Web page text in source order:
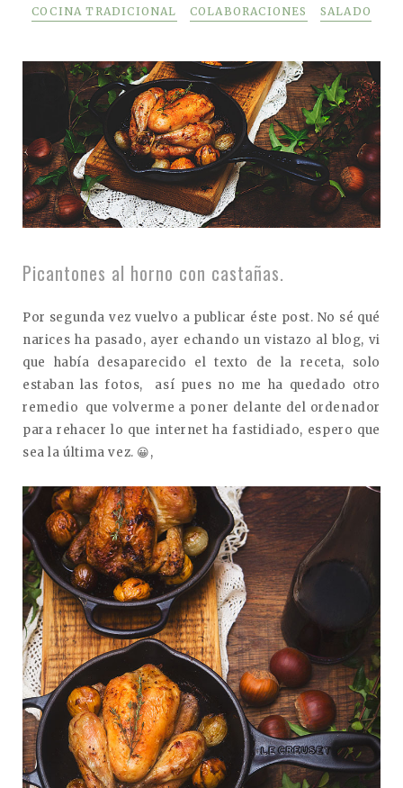
COCINA TRADICIONAL COLABORACIONES SALADO
Picantones al horno con castañas.
Por segunda vez vuelvo a publicar éste post. No sé qué
narices ha pasado, ayer echando un vistazo al blog, vi
que había desaparecido el texto de la receta, solo
estaban las fotos, así pues no me ha quedado otro
remedio que volverme a poner delante del ordenador
para rehacer lo que internet ha fastidiado, espero que
sea la última vez. 😀,